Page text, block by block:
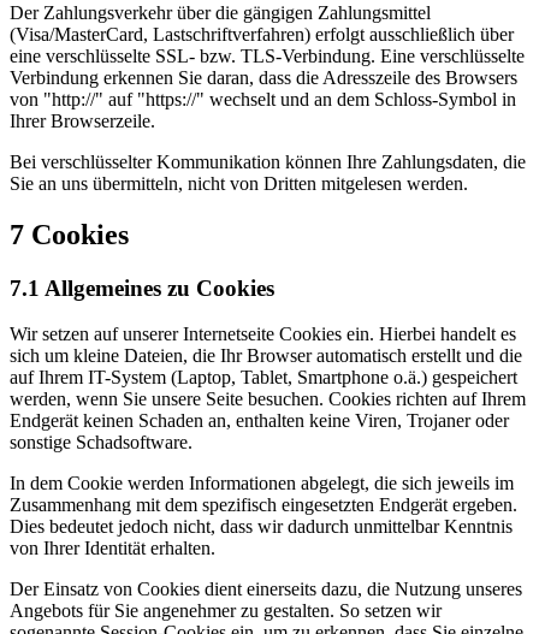
Der Zahlungsverkehr über die gängigen Zahlungsmittel
(Visa/MasterCard, Lastschriftverfahren) erfolgt ausschließlich über
eine verschlüsselte SSL- bzw. TLS-Verbindung. Eine verschlüsselte
Verbindung erkennen Sie daran, dass die Adresszeile des Browsers
von "http://" auf "https://" wechselt und an dem Schloss-Symbol in
Ihrer Browserzeile.
Bei verschlüsselter Kommunikation können Ihre Zahlungsdaten, die
Sie an uns übermitteln, nicht von Dritten mitgelesen werden.
7 Cookies
7.1 Allgemeines zu Cookies
Wir setzen auf unserer Internetseite Cookies ein. Hierbei handelt es
sich um kleine Dateien, die Ihr Browser automatisch erstellt und die
auf Ihrem IT-System (Laptop, Tablet, Smartphone o.ä.) gespeichert
werden, wenn Sie unsere Seite besuchen. Cookies richten auf Ihrem
Endgerät keinen Schaden an, enthalten keine Viren, Trojaner oder
sonstige Schadsoftware.
In dem Cookie werden Informationen abgelegt, die sich jeweils im
Zusammenhang mit dem spezifisch eingesetzten Endgerät ergeben.
Dies bedeutet jedoch nicht, dass wir dadurch unmittelbar Kenntnis
von Ihrer Identität erhalten.
Der Einsatz von Cookies dient einerseits dazu, die Nutzung unseres
Angebots für Sie angenehmer zu gestalten. So setzen wir